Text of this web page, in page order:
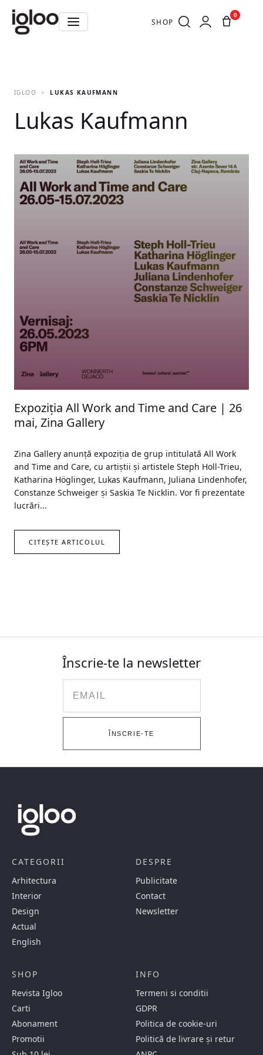
SHOP
0
IGLOO LUKAS KAUFMANN
Lukas Kaufmann
Expoziția All Work and Time and Care | 26
mai, Zina Gallery
Zina Gallery anunță expoziția de grup intitulată All Work
and Time and Care, cu artiștii și artistele Steph Holl-Trieu,
Katharina Höglinger, Lukas Kaufmann, Juliana Lindenhofer,
Constanze Schweiger și Saskia Te Nicklin. Vor fi prezentate
lucrări...
CITEȘTE ARTICOLUL
Înscrie-te la newsletter
ÎNSCRIE-TE
CATEGORII
Arhitectura
Interior
Design
Actual
English
DESPRE
Publicitate
Contact
Newsletter
SHOP
Revista Igloo
Carti
Abonament
Promotii
INFO
Termeni si conditii
GDPR
Politica de cookie-uri
Politică de livrare și retur